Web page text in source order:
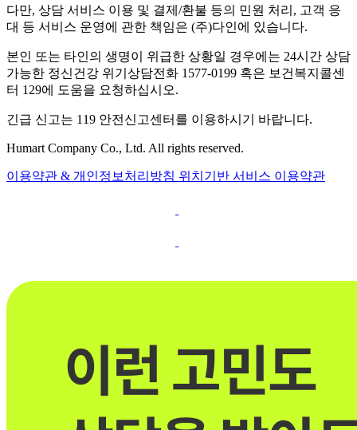
다만, 상담 서비스 이용 및 결제/환불 등의 민원 처리, 고객 응
대 등 서비스 운영에 관한 책임은 (주)다인에 있습니다.
본인 또는 타인의 생명이 위급한 상황일 경우에는 24시간 상담
가능한 정신건강 위기상담전화 1577-0199 혹은 보건복지콜센
터 129에 도움을 요청하십시오.
긴급 신고는 119 안전신고센터를 이용하시기 바랍니다.
Humart Company Co., Ltd. All rights reserved.
이용약관 & 개인정보처리방침 위치기반 서비스 이용약관